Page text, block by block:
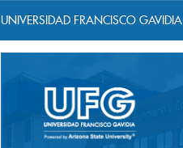
UNIVERSIDAD FRANCISCO GAVIDIA